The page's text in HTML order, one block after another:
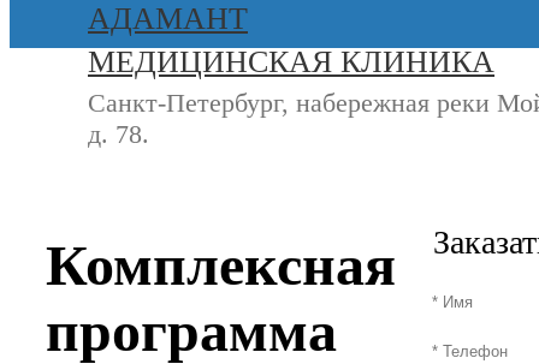
АДАМАНТ
МЕДИЦИНСКАЯ КЛИНИКА
Санкт-Петербург, набережная реки
д. 78.
Комплексная
программа